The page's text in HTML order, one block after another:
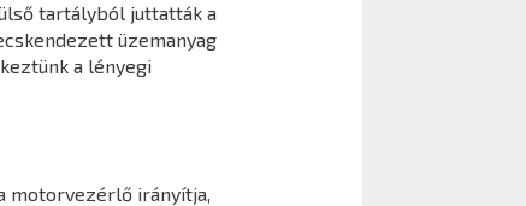
tartályból juttatták a
üzemanyag
a lényegi
motorvezérlő irányítja,